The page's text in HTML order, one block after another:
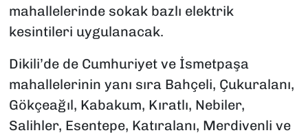
mahallelerinde sokak bazlı elektrik
kesintileri uygulanacak.
Dikili’de de Cumhuriyet ve İsmetpaşa
mahallelerinin yanı sıra Bahçeli, Çukuralanı,
Gökçeağıl, Kabakum, Kıratlı, Nebiler,
Salihler, Esentepe, Katıralanı, Merdivenli ve